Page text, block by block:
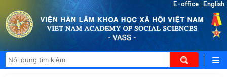
E-office English